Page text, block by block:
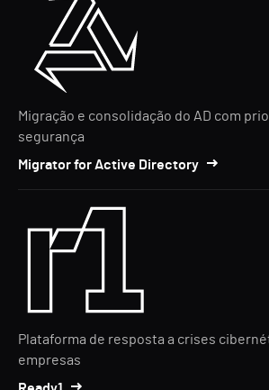
Migração e consolidação do AD com
segurança
Migrator for Active Directory
Plataforma de resposta a crises
empresas